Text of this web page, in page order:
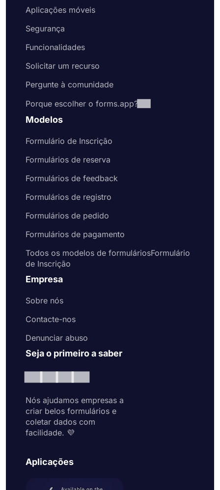
Aplicações móveis
Segurança
Funcionalidades
Solicitar um recurso
Pergunte à comunidade
Porque escolher o forms.app?
Modelos
Formulário de Inscrição
Formulários de reserva
Formulários de feedback
Formulários de registro
Formulários de pedido
Formulários de pagamento
Todos os modelos de formuláriosFormulário
de Inscrição
Empresa
Sobre nós
Contacte-nos
Denunciar abuso
Seja o primeiro a saber
Nós ajudamos empresas a
criar belos formulários e
coletar dados com
facilidade. 💜
Aplicações